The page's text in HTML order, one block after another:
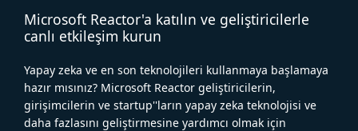
Microsoft Reactor'a katılın ve geliştiricilerle
canlı etkileşim kurun
Yapay zeka ve en son teknolojileri kullanmaya başlamaya
hazır mısınız? Microsoft Reactor geliştiricilerin,
girişimcilerin ve startup''ların yapay zeka teknolojisi ve
daha fazlasını geliştirmesine yardımcı olmak için